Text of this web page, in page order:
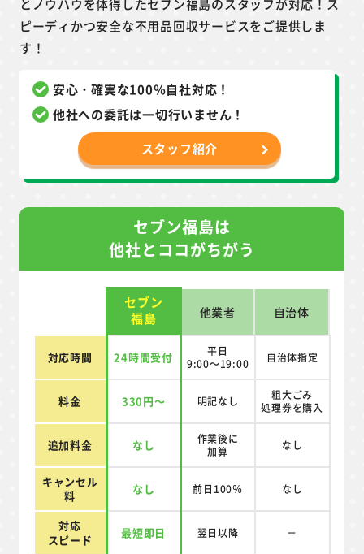
とノウハウを体得したセブン福島のスタッフが対応！ス
ピーディかつ安全な不用品回収サービスをご提供しま
す！
安心・確実な100％自社対応！
他社への委託は一切行いません！
スタッフ紹介
セブン福島は
他社とココがちがう
セブン
福島
他業者 自治体
対応時間 24時間受付
平日
9:00～19:00
自治体指定
料金 330円～ 明記なし
粗大ごみ
処理券を購入
追加料金 なし
作業後に
加算
なし
キャンセル
料
なし 前日100％ なし
対応
スピード
最短即日 翌日以降 －